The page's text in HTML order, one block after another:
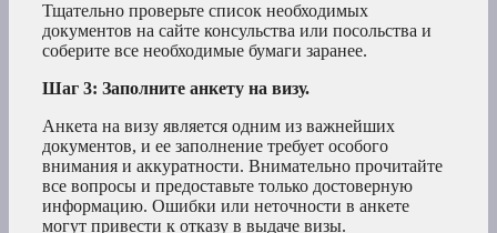
Тщательно проверьте список необходимых
документов на сайте консульства или посольства и
соберите все необходимые бумаги заранее.
Шаг 3: Заполните анкету на визу.
Анкета на визу является одним из важнейших
документов, и ее заполнение требует особого
внимания и аккуратности. Внимательно прочитайте
все вопросы и предоставьте только достоверную
информацию. Ошибки или неточности в анкете
могут привести к отказу в выдаче визы.